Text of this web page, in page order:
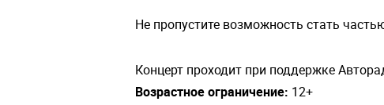
Не пропустите возможность стать
Концерт проходит при поддержке
Возрастное ограничение: 12+